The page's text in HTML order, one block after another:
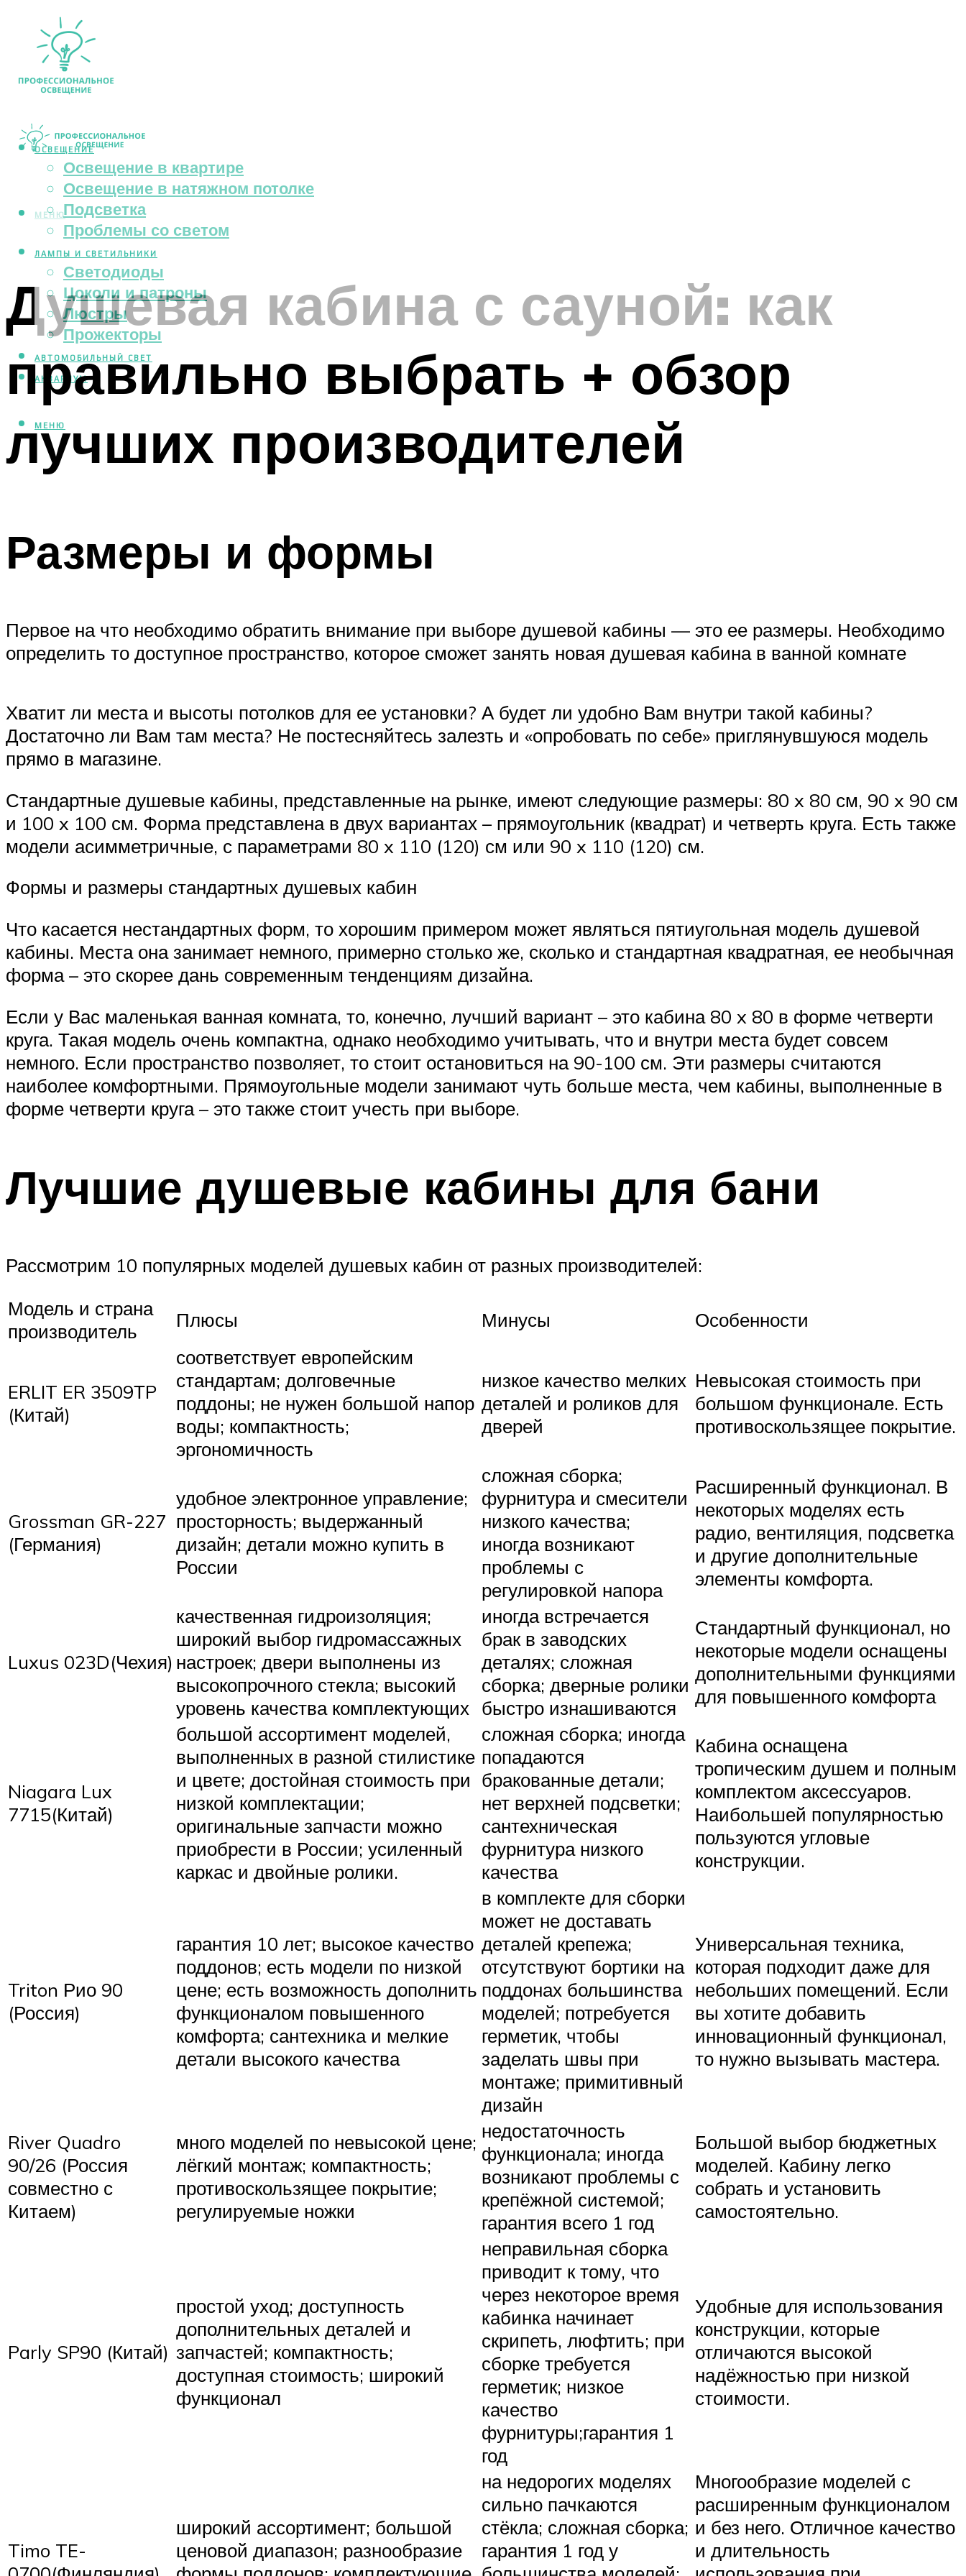
ОСВЕЩЕНИЕ
Освещение в квартире
Освещение в натяжном потолке
Подсветка
Проблемы со светом
ЛАМПЫ И СВЕТИЛЬНИКИ
Светодиоды
Цоколи и патроны
Люстры
Прожекторы
АВТОМОБИЛЬНЫЙ СВЕТ
АКВАРИУМ
МЕНЮ
МЕНЮ
Душевая кабина с сауной: как
правильно выбрать + обзор
лучших производителей
Размеры и формы
Первое на что необходимо обратить внимание при выборе душевой кабины — это ее размеры. Необходимо
определить то доступное пространство, которое сможет занять новая душевая кабина в ванной комнате
Хватит ли места и высоты потолков для ее установки? А будет ли удобно Вам внутри такой кабины?
Достаточно ли Вам там места? Не постесняйтесь залезть и «опробовать по себе» приглянувшуюся модель
прямо в магазине.
Стандартные душевые кабины, представленные на рынке, имеют следующие размеры: 80 x 80 см, 90 x 90 см
и 100 x 100 см. Форма представлена в двух вариантах – прямоугольник (квадрат) и четверть круга. Есть также
модели асимметричные, с параметрами 80 x 110 (120) см или 90 x 110 (120) см.
Формы и размеры стандартных душевых кабин
Что касается нестандартных форм, то хорошим примером может являться пятиугольная модель душевой
кабины. Места она занимает немного, примерно столько же, сколько и стандартная квадратная, ее необычная
форма – это скорее дань современным тенденциям дизайна.
Если у Вас маленькая ванная комната, то, конечно, лучший вариант – это кабина 80 x 80 в форме четверти
круга. Такая модель очень компактна, однако необходимо учитывать, что и внутри места будет совсем
немного. Если пространство позволяет, то стоит остановиться на 90-100 см. Эти размеры считаются
наиболее комфортными. Прямоугольные модели занимают чуть больше места, чем кабины, выполненные в
форме четверти круга – это также стоит учесть при выборе.
Лучшие душевые кабины для бани
Рассмотрим 10 популярных моделей душевых кабин от разных производителей:
Модель и страна
производитель
Плюсы Минусы Особенности
ERLIT ER 3509ТP
(Китай)
соответствует европейским
стандартам; долговечные
поддоны; не нужен большой напор
воды; компактность;
эргономичность
низкое качество мелких
деталей и роликов для
дверей
Невысокая стоимость при
большом функционале. Есть
противоскользящее покрытие.
Grossman GR-227
(Германия)
удобное электронное управление;
просторность; выдержанный
дизайн; детали можно купить в
России
сложная сборка;
фурнитура и смесители
низкого качества;
иногда возникают
проблемы с
регулировкой напора
Расширенный функционал. В
некоторых моделях есть
радио, вентиляция, подсветка
и другие дополнительные
элементы комфорта.
Luxus 023D(Чехия)
качественная гидроизоляция;
широкий выбор гидромассажных
настроек; двери выполнены из
высокопрочного стекла; высокий
уровень качества комплектующих
иногда встречается
брак в заводских
деталях; сложная
сборка; дверные ролики
быстро изнашиваются
Стандартный функционал, но
некоторые модели оснащены
дополнительными функциями
для повышенного комфорта
Niagara Lux
7715(Китай)
большой ассортимент моделей,
выполненных в разной стилистике
и цвете; достойная стоимость при
низкой комплектации;
оригинальные запчасти можно
приобрести в России; усиленный
каркас и двойные ролики.
сложная сборка; иногда
попадаются
бракованные детали;
нет верхней подсветки;
сантехническая
фурнитура низкого
качества
Кабина оснащена
тропическим душем и полным
комплектом аксессуаров.
Наибольшей популярностью
пользуются угловые
конструкции.
Triton Рио 90
(Россия)
гарантия 10 лет; высокое качество
поддонов; есть модели по низкой
цене; есть возможность дополнить
функционалом повышенного
комфорта; сантехника и мелкие
детали высокого качества
в комплекте для сборки
может не доставать
деталей крепежа;
отсутствуют бортики на
поддонах большинства
моделей; потребуется
герметик, чтобы
заделать швы при
монтаже; примитивный
дизайн
Универсальная техника,
которая подходит даже для
небольших помещений. Если
вы хотите добавить
инновационный функционал,
то нужно вызывать мастера.
River Quadro
90/26 (Россия
совместно с
Китаем)
много моделей по невысокой цене;
лёгкий монтаж; компактность;
противоскользящее покрытие;
регулируемые ножки
недостаточность
функционала; иногда
возникают проблемы с
крепёжной системой;
гарантия всего 1 год
Большой выбор бюджетных
моделей. Кабину легко
собрать и установить
самостоятельно.
Parly SP90 (Китай)
простой уход; доступность
дополнительных деталей и
запчастей; компактность;
доступная стоимость; широкий
функционал
неправильная сборка
приводит к тому, что
через некоторое время
кабинка начинает
скрипеть, люфтить; при
сборке требуется
герметик; низкое
качество
фурнитуры;гарантия 1
год
Удобные для использования
конструкции, которые
отличаются высокой
надёжностью при низкой
стоимости.
Timo TE-
широкий ассортимент; большой
ценовой диапазон; разнообразие
на недорогих моделях
сильно пачкаются
стёкла; сложная сборка;
гарантия 1 год у
Многообразие моделей с
расширенным функционалом
и без него. Отличное качество
и длительность